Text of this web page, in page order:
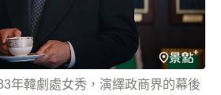
年韓劇處女秀，演繹政商界的幕後